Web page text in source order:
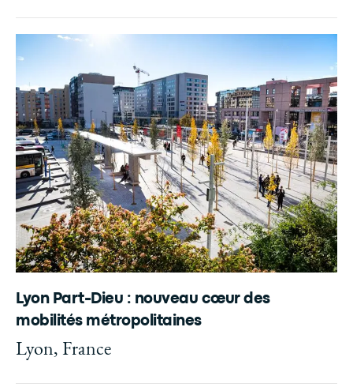
Lyon Part-Dieu : nouveau cœur des
mobilités métropolitaines
Lyon, France